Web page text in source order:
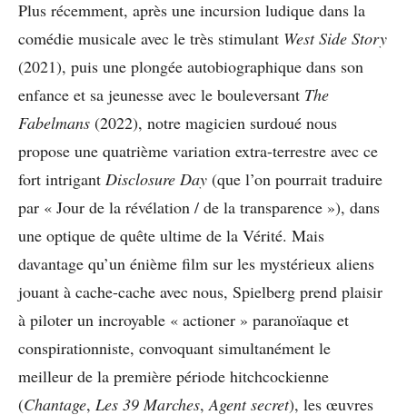
Plus récemment, après une incursion ludique dans la
comédie musicale avec le très stimulant West Side Story
(2021), puis une plongée autobiographique dans son
enfance et sa jeunesse avec le bouleversant The
Fabelmans (2022), notre magicien surdoué nous
propose une quatrième variation extra-terrestre avec ce
fort intrigant Disclosure Day (que l’on pourrait traduire
par « Jour de la révélation / de la transparence »), dans
une optique de quête ultime de la Vérité. Mais
davantage qu’un énième film sur les mystérieux aliens
jouant à cache-cache avec nous, Spielberg prend plaisir
à piloter un incroyable « actioner » paranoïaque et
conspirationniste, convoquant simultanément le
meilleur de la première période hitchcockienne
(Chantage, Les 39 Marches,Agent secret), les œuvres